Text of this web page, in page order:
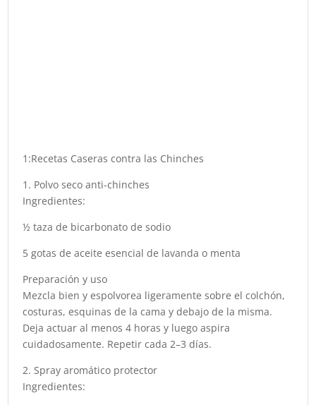
1:Recetas Caseras contra las Chinches
1. Polvo seco anti-chinches
Ingredientes:
½ taza de bicarbonato de sodio
5 gotas de aceite esencial de lavanda o menta
Preparación y uso
Mezcla bien y espolvorea ligeramente sobre el colchón,
costuras, esquinas de la cama y debajo de la misma.
Deja actuar al menos 4 horas y luego aspira
cuidadosamente. Repetir cada 2–3 días.
2. Spray aromático protector
Ingredientes: